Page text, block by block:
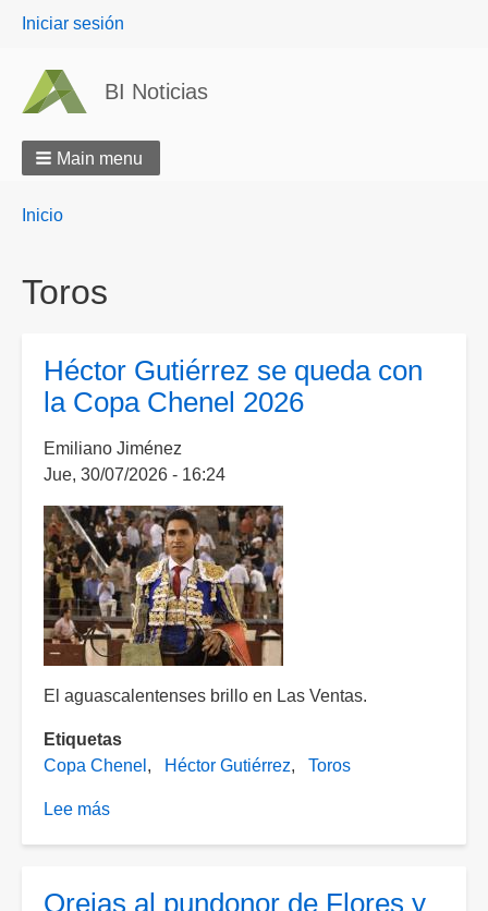
User
Iniciar sesión
BI Noticias
Main menu
Breadcrumbs
You
Inicio
Toros
Héctor Gutiérrez se queda con
la Copa Chenel 2026
Emiliano Jiménez
Jue, 30/07/2026 - 16:24
El aguascalentenses brillo en Las Ventas.
Etiquetas
Copa Chenel
Héctor Gutiérrez Toros
Lee más
Orejas al pundonor de Flores y